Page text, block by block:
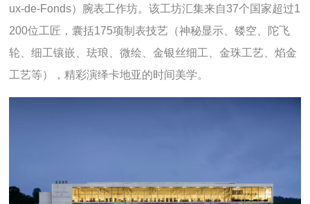
ux-de-Fonds）腕表工作坊。该工坊汇集来自37个国家超过1
200位工匠，囊括175项制表技艺（神秘显示、镂空、陀飞
轮、细工镶嵌、珐琅、微绘、金银丝细工、金珠工艺、焰金
工艺等），精彩演绎卡地亚的时间美学。